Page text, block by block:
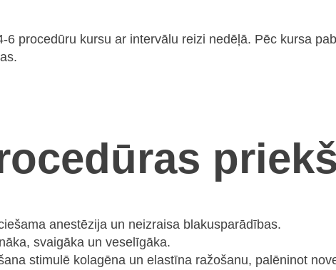
procedūru kursu ar intervālu reizi nedēļā. Pēc kursa
anestēzija un neizraisa blakusparādības.
svaigāka un veselīgāka.
stimulē kolagēna un elastīna ražošanu, palēninot